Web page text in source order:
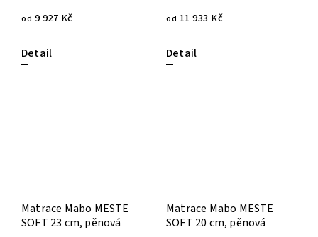
od 9 927 Kč
Detail
od 11 933 Kč
Detail
Matrace Mabo MESTE
SOFT 23 cm, pěnová
Matrace Mabo MESTE
SOFT 20 cm, pěnová